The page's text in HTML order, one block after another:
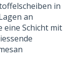
in
an
Schicht mit